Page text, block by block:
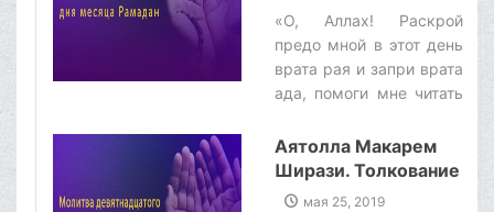
месяца Рамадан.
«О, Аллах! Раскрой
предо мной в этот день
врата рая и запри врата
ада, помоги мне читать
покой в сердца
праведников!»‌
Аятолла Макарем
Ширази. Толкование
молитвы
мая 25, 2019